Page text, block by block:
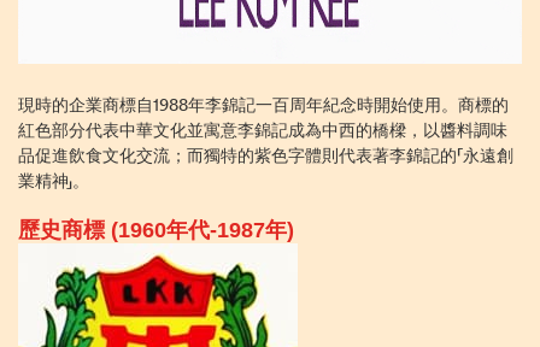
現時的企業商標自1988年李錦記一百周年紀念時開始使用。商標的
紅色部分代表中華文化並寓意李錦記成為中西的橋樑，以醬料調味
品促進飲食文化交流；而獨特的紫色字體則代表著李錦記的「永遠創
業精神」。
歷史商標 (1960年代-1987年)